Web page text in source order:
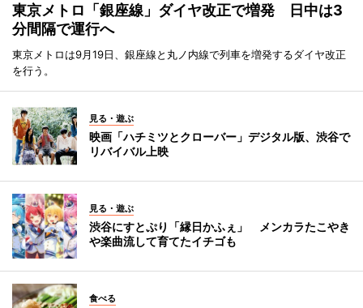
東京メトロ「銀座線」ダイヤ改正で増発 日中は3
分間隔で運行へ
東京メトロは9月19日、銀座線と丸ノ内線で列車を増発するダイヤ改正
を行う。
見る・遊ぶ
映画「ハチミツとクローバー」デジタル版、渋谷で
リバイバル上映
見る・遊ぶ
渋谷にすとぷり「縁日かふぇ」 メンカラたこやき
や楽曲流して育てたイチゴも
食べる